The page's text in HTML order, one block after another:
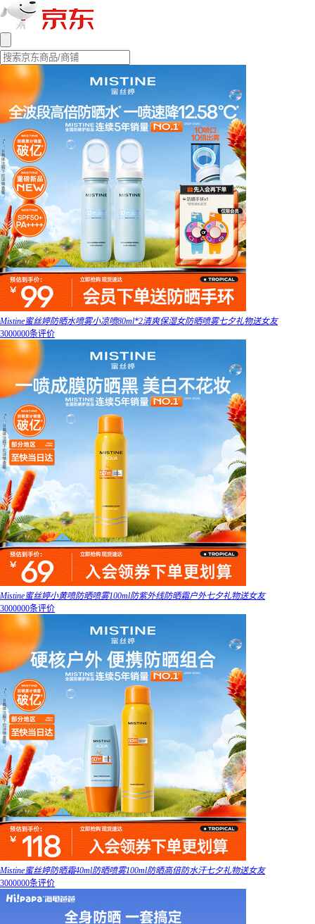
Mistine蜜丝婷防晒水喷雾小凉喷80ml*2清爽保湿女防晒喷雾七夕礼物送女友
3000000条评价
Mistine蜜丝婷小黄喷防晒喷雾100ml防紫外线防晒霜户外七夕礼物送女友
3000000条评价
Mistine蜜丝婷防晒霜40ml防晒喷雾100ml防晒高倍防水汗七夕礼物送女友
3000000条评价